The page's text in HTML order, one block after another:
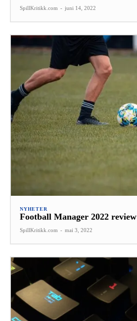
SpillKritikk.com - juni 14, 2022
NYHETER
Football Manager 2022 review
SpillKritikk.com - mai 3, 2022